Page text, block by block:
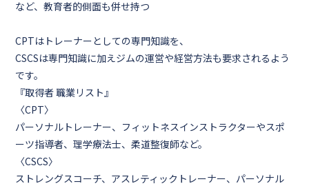
など、教育者的側面も併せ持つ
CPTはトレーナーとしての専門知識を、
CSCSは専門知識に加えジムの運営や経営方法も要求されるよう
です。
『取得者 職業リスト』
〈CPT〉
パーソナルトレーナー、フィットネスインストラクターやスポ
ーツ指導者、理学療法士、柔道整復師など。
〈CSCS〉
ストレングスコーチ、アスレティックトレーナー、パーソナル